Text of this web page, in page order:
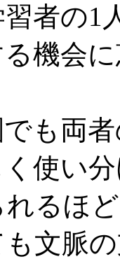
者の1
機会
も両
使い
るほ
文脈